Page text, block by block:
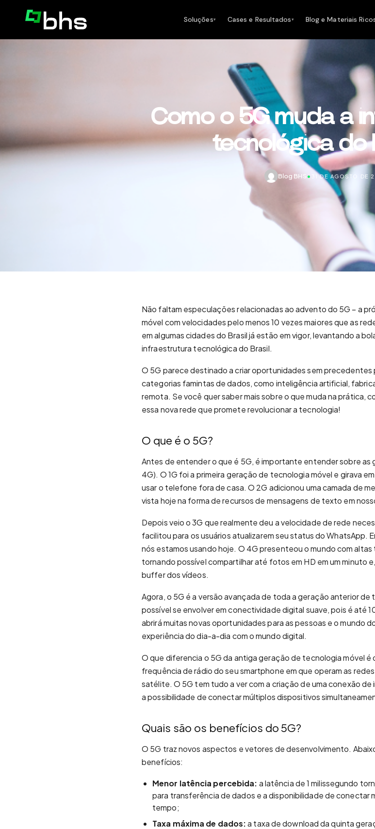
Soluções▾ Cases e Resultados▾ Blog e Materiais
Como o 5G muda a
tecnológica do
Blog BHS• 31 DE AGOSTO DE
Não faltam especulações relacionadas ao advento do 5G – a
móvel com velocidades pelo menos 10 vezes maiores que as
em algumas cidades do Brasil já estão em vigor, levantando a
infraestrutura tecnológica do Brasil.
O 5G parece destinado a criar oportunidades sem precedentes
categorias famintas de dados, como inteligência artificial,
remota. Se você quer saber mais sobre o que muda na prática,
essa nova rede que promete revolucionar a tecnologia!
O que é o 5G?
Antes de entender o que é 5G, é importante entender sobre as
4G). O 1G foi a primeira geração de tecnologia móvel e girava
usar o telefone fora de casa. O 2G adicionou uma camada de
vista hoje na forma de recursos de mensagens de texto em
Depois veio o 3G que realmente deu a velocidade de rede
facilitou para os usuários atualizarem seu status do WhatsApp.
nós estamos usando hoje. O 4G presenteou o mundo com
tornando possível compartilhar até fotos em HD em um minuto
buffer dos vídeos.
Agora, o 5G é a versão avançada de toda a geração anterior de
possível se envolver em conectividade digital suave, pois é até
abrirá muitas novas oportunidades para as pessoas e o mundo
experiência do dia-a-dia com o mundo digital.
O que diferencia o 5G da antiga geração de tecnologia móvel é
frequência de rádio do seu smartphone em que operam as
satélite. O 5G tem tudo a ver com a criação de uma conexão
a possibilidade de conectar múltiplos dispositivos
Quais são os benefícios do 5G?
O 5G traz novos aspectos e vetores de desenvolvimento.
benefícios:
Menor latência percebida: a latência de 1 milissegundo
para transferência de dados e a disponibilidade de conectar
tempo;
Taxa máxima de dados:a taxa de download da quinta